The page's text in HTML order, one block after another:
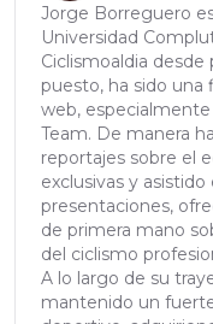
Jorge Borreguero
Universidad
Ciclismoaldia desde
puesto, ha sido una
web,
Team. De manera
reportajes sobre el
exclusivas y
presentaciones,
de primera mano
del ciclismo
A lo largo de su
mantenido un